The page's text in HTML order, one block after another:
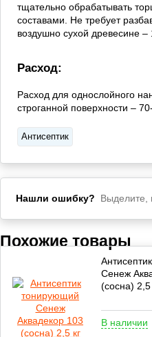
тщательно обрабатывать
составами. Не требует
воздушно сухой древесине
Расход:
Расход для однослойного
строганной поверхности –
Антисептик
Нашли ошибку? Выделите,
Похожие товары
Сенеж
(сосна) 2,5
В наличии